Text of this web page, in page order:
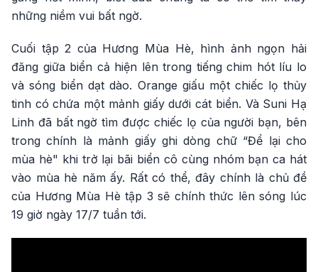
những niềm vui bất ngờ.
Cuối tập 2 của Hương Mùa Hè, hình ảnh ngọn hải
đăng giữa biển cả hiện lên trong tiếng chim hót líu lo
và sóng biển dạt dào. Orange giấu một chiếc lọ thủy
tinh có chứa một mảnh giấy dưới cát biển. Và Suni Hạ
Linh đã bất ngờ tìm được chiếc lọ của người bạn, bên
trong chính là mảnh giấy ghi dòng chữ “Để lại cho
mùa hè" khi trở lại bãi biển cô cùng nhóm bạn ca hát
vào mùa hè năm ấy. Rất có thể, đây chính là chủ đề
của Hương Mùa Hè tập 3 sẽ chính thức lên sóng lúc
19 giờ ngày 17/7 tuần tới.